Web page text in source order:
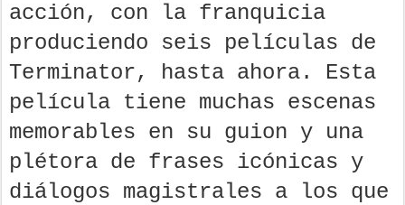
acción, con la franquicia
produciendo seis películas de
Terminator, hasta ahora. Esta
película tiene muchas escenas
memorables en su guion y una
plétora de frases icónicas y
diálogos magistrales a los que